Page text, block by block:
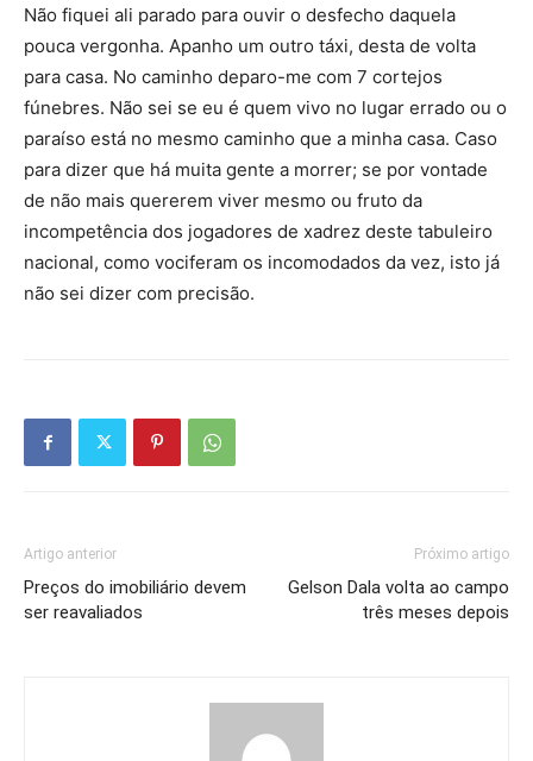
Não fiquei ali parado para ouvir o desfecho daquela
pouca vergonha. Apanho um outro táxi, desta de volta
para casa. No caminho deparo-me com 7 cortejos
fúnebres. Não sei se eu é quem vivo no lugar errado ou o
paraíso está no mesmo caminho que a minha casa. Caso
para dizer que há muita gente a morrer; se por vontade
de não mais quererem viver mesmo ou fruto da
incompetência dos jogadores de xadrez deste tabuleiro
nacional, como vociferam os incomodados da vez, isto já
não sei dizer com precisão.
Artigo anterior
Preços do imobiliário devem
ser reavaliados
Próximo artigo
Gelson Dala volta ao campo
três meses depois